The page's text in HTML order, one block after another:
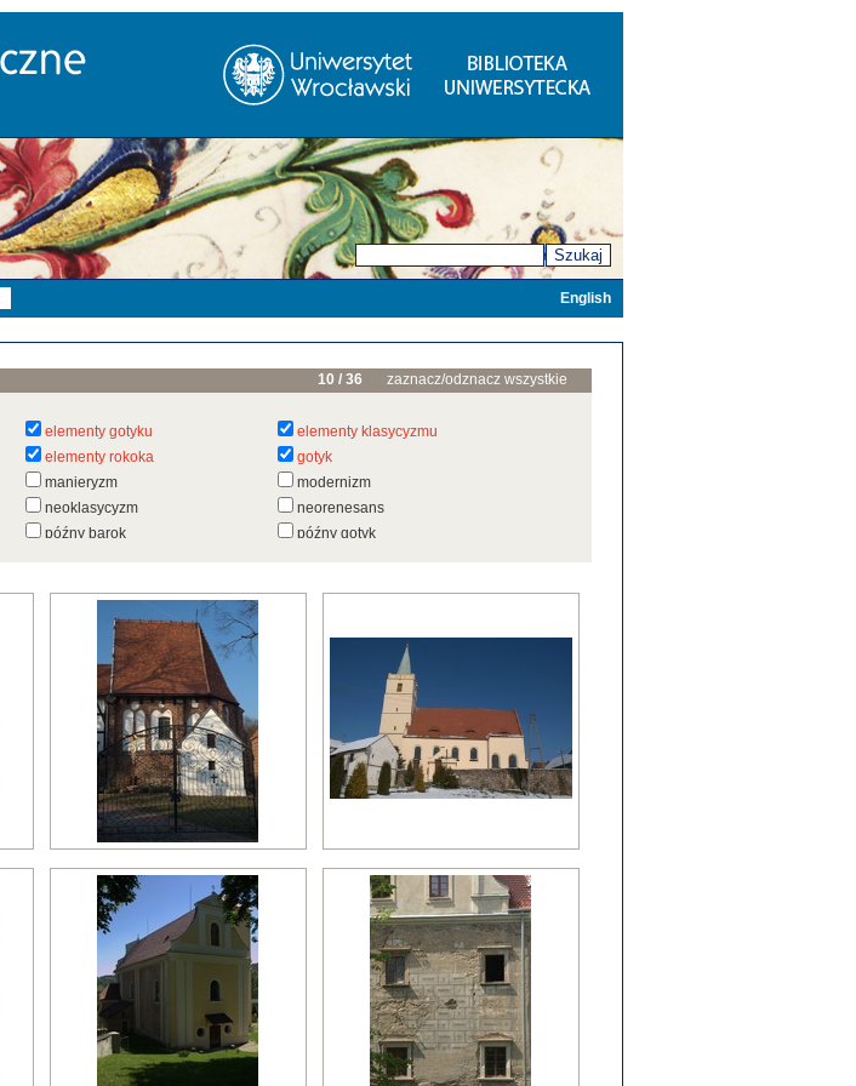
Szukaj
English
10 / 36 zaznacz/odznacz wszystkie
elementy gotyku
elementy klasycyzmu
elementy rokoka
gotyk
manieryzm
modernizm
neoklasycyzm
neorenesans
późny barok
późny gotyk
wczesny klasycyzm wczesny renesans